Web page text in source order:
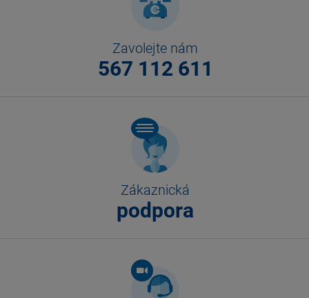
Zavolejte nám
567 112 611
Zákaznická
podpora